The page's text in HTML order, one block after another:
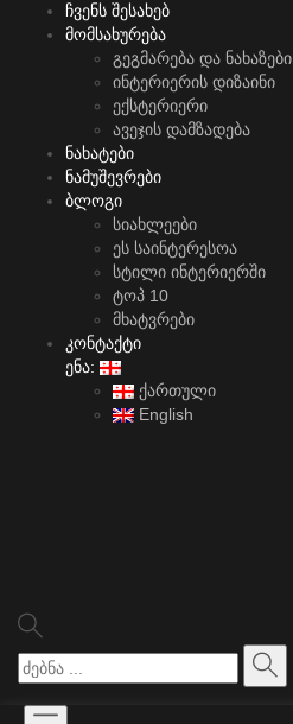
ჩვენს შესახებ
მომსახურება
გეგმარება და ნახაზები
ინტერიერის დიზაინი
ექსტერიერი
ავეჯის დამზადება
ნახატები
ნამუშევრები
ბლოგი
სიახლეები
ეს საინტერესოა
სტილი ინტერიერში
ტოპ 10
მხატვრები
კონტაქტი
ენა:
ქართული
English